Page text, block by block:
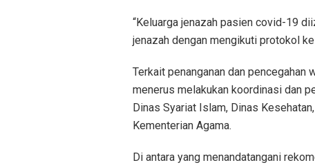
“Keluarga jenazah pasien covid-19
jenazah dengan mengikuti protokol
Terkait penanganan dan pencegahan
menerus melakukan koordinasi dan
Dinas Syariat Islam, Dinas
Kementerian Agama.
Di antara yang menandatangani